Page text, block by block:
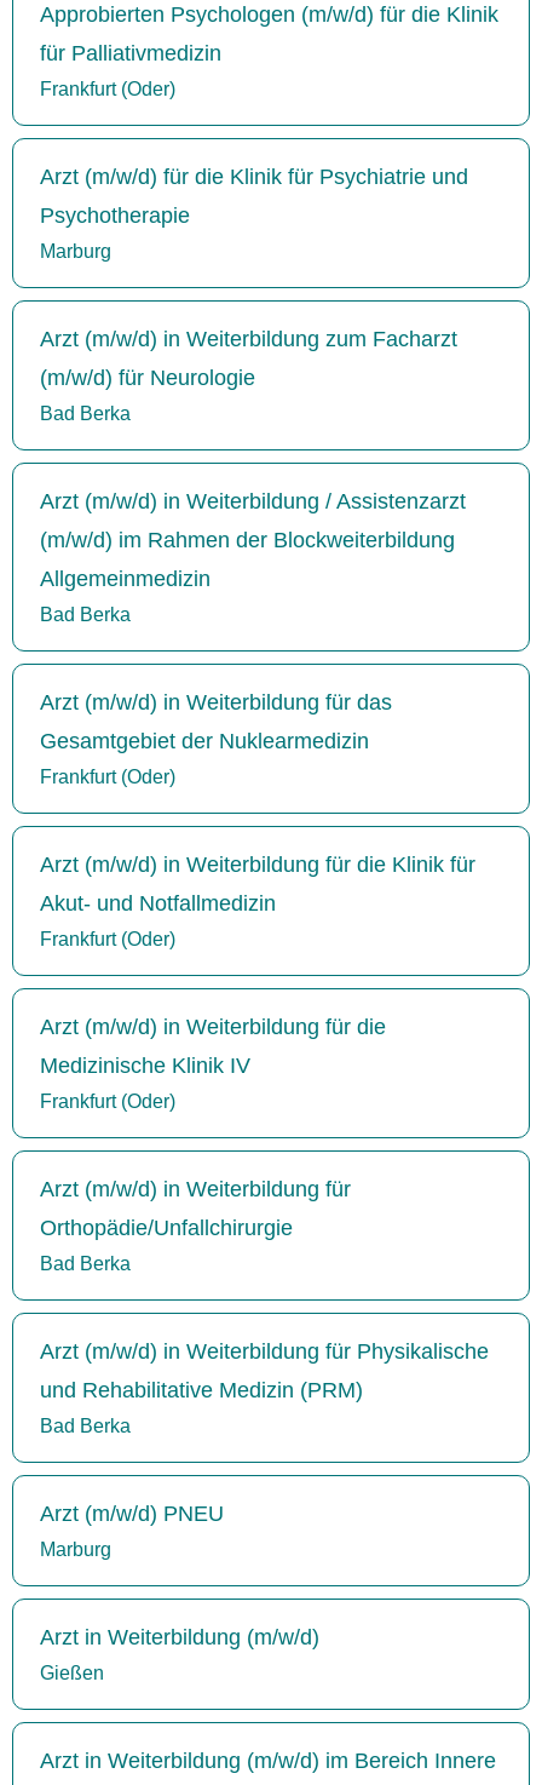
Approbierten Psychologen (m/w/d) für die Klinik
für Palliativmedizin
Frankfurt (Oder)
Arzt (m/w/d) für die Klinik für Psychiatrie und
Psychotherapie
Marburg
Arzt (m/w/d) in Weiterbildung zum Facharzt
(m/w/d) für Neurologie
Bad Berka
Arzt (m/w/d) in Weiterbildung / Assistenzarzt
(m/w/d) im Rahmen der Blockweiterbildung
Allgemeinmedizin
Bad Berka
Arzt (m/w/d) in Weiterbildung für das
Gesamtgebiet der Nuklearmedizin
Frankfurt (Oder)
Arzt (m/w/d) in Weiterbildung für die Klinik für
Akut- und Notfallmedizin
Frankfurt (Oder)
Arzt (m/w/d) in Weiterbildung für die
Medizinische Klinik IV
Frankfurt (Oder)
Arzt (m/w/d) in Weiterbildung für
Orthopädie/Unfallchirurgie
Bad Berka
Arzt (m/w/d) in Weiterbildung für Physikalische
und Rehabilitative Medizin (PRM)
Bad Berka
Arzt (m/w/d) PNEU
Marburg
Arzt in Weiterbildung (m/w/d)
Gießen
Arzt in Weiterbildung (m/w/d) im Bereich Innere